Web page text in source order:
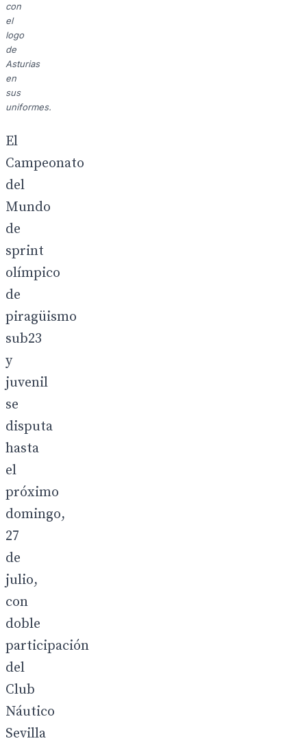
con
el
logo
de
Asturias
en
sus
uniformes.
El
Campeonato
del
Mundo
de
sprint
olímpico
de
piragüismo
sub23
y
juvenil
se
disputa
hasta
el
próximo
domingo,
27
de
julio,
con
doble
participación
del
Club
Náutico
Sevilla